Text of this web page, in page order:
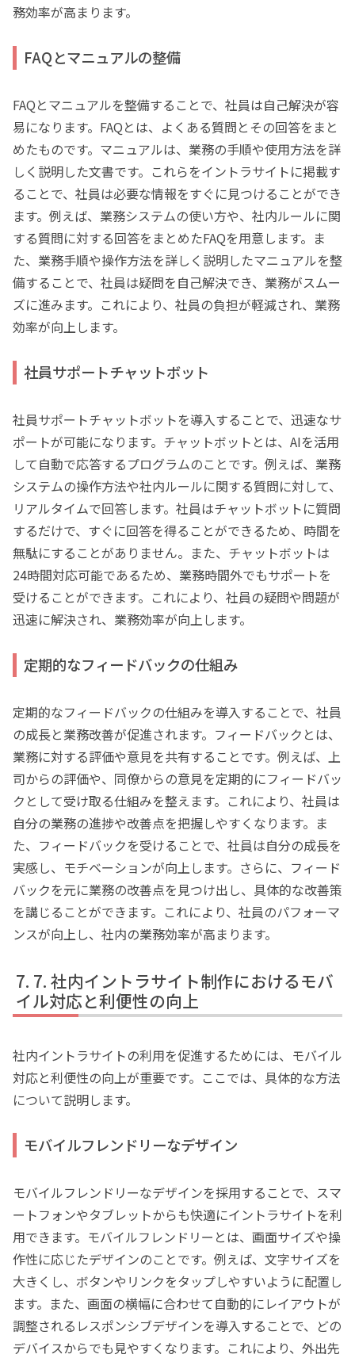
務効率が高まります。
FAQとマニュアルの整備
FAQとマニュアルを整備することで、社員は自己解決が容
易になります。FAQとは、よくある質問とその回答をまと
めたものです。マニュアルは、業務の手順や使用方法を詳
しく説明した文書です。これらをイントラサイトに掲載す
ることで、社員は必要な情報をすぐに見つけることができ
ます。例えば、業務システムの使い方や、社内ルールに関
する質問に対する回答をまとめたFAQを用意します。ま
た、業務手順や操作方法を詳しく説明したマニュアルを整
備することで、社員は疑問を自己解決でき、業務がスムー
ズに進みます。これにより、社員の負担が軽減され、業務
効率が向上します。
社員サポートチャットボット
社員サポートチャットボットを導入することで、迅速なサ
ポートが可能になります。チャットボットとは、AIを活用
して自動で応答するプログラムのことです。例えば、業務
システムの操作方法や社内ルールに関する質問に対して、
リアルタイムで回答します。社員はチャットボットに質問
するだけで、すぐに回答を得ることができるため、時間を
無駄にすることがありません。また、チャットボットは
24時間対応可能であるため、業務時間外でもサポートを
受けることができます。これにより、社員の疑問や問題が
迅速に解決され、業務効率が向上します。
定期的なフィードバックの仕組み
定期的なフィードバックの仕組みを導入することで、社員
の成長と業務改善が促進されます。フィードバックとは、
業務に対する評価や意見を共有することです。例えば、上
司からの評価や、同僚からの意見を定期的にフィードバッ
クとして受け取る仕組みを整えます。これにより、社員は
自分の業務の進捗や改善点を把握しやすくなります。ま
た、フィードバックを受けることで、社員は自分の成長を
実感し、モチベーションが向上します。さらに、フィード
バックを元に業務の改善点を見つけ出し、具体的な改善策
を講じることができます。これにより、社員のパフォーマ
ンスが向上し、社内の業務効率が高まります。
7. 社内イントラサイト制作におけるモバ
イル対応と利便性の向上
社内イントラサイトの利用を促進するためには、モバイル
対応と利便性の向上が重要です。ここでは、具体的な方法
について説明します。
モバイルフレンドリーなデザイン
モバイルフレンドリーなデザインを採用することで、スマ
ートフォンやタブレットからも快適にイントラサイトを利
用できます。モバイルフレンドリーとは、画面サイズや操
作性に応じたデザインのことです。例えば、文字サイズを
大きくし、ボタンやリンクをタップしやすいように配置し
ます。また、画面の横幅に合わせて自動的にレイアウトが
調整されるレスポンシブデザインを導入することで、どの
デバイスからでも見やすくなります。これにより、外出先